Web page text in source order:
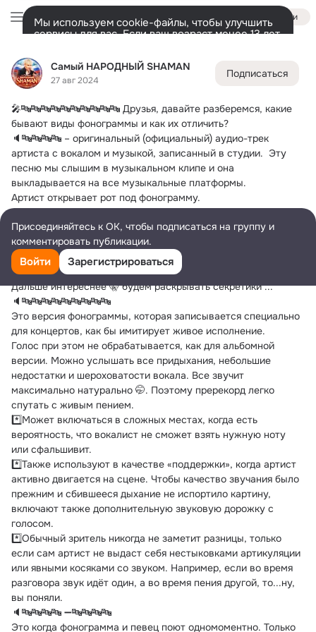
Самый НАРОДНЫЙ SHAMAN
27 авг 2024
Подписаться
🎤🔤🔤🔤🔤🔤🔤🔤🔤🔤🔤 Друзья, давайте разберемся, какие
бывают виды фонограммы и как их отличить?
🔈🔤🔤🔤🔤 – оригинальный (официальный) аудио-трек
артиста с вокалом и музыкой, записанный в студии.  Эту
песню мы слышим в музыкальном клипе и она
выкладывается на все музыкальные платформы.
Артист открывает рот под фонограмму.
Здесь наглядный пример фонограммы "плюс".
Съёмки у Б.Корчевникова.
О звуке на телепрограммах я рассказывала тут➡️нажимай.
🔈 🔤🔤🔤🔤🔤 – фонограмма, в которой есть только музыка и
отсутствует голос. Артист в этом случае поёт сам.
Дальше интереснее 🤫 будем раскрывать секретики ...
🔈🔤🔤🔤🔤🔤🔤🔤🔤🔤
Это версия фонограммы, которая записывается специально
для концертов, как бы имитирует живое исполнение.
Голос при этом не обрабатывается, как для альбомной
версии. Можно услышать все придыхания, небольшие
недостатки и шероховатости вокала. Все звучит
максимально натурально 🤭. Поэтому пререкорд легко
спутать с живым пением.
*️⃣Может включаться в сложных местах, когда есть
вероятность, что вокалист не сможет взять нужную ноту
или сфальшивит.
*️⃣Также используют в качестве «поддержки», когда артист
активно двигается на сцене. Чтобы качество звучания было
прежним и сбившееся дыхание не испортило картину,
включают также дополнительную звуковую дорожку с
голосом.
*️⃣Обычный зритель никогда не заметит разницы, только
если сам артист не выдаст себя нестыковками артикуляции
или явными косяками со звуком. Например, если во время
разговора звук идёт один, а во время пения другой, то...ну,
вы поняли.
🔈🔤🔤🔤🔤 ➖🔤🔤🔤🔤
Это когда фонограмма и певец поют одномоментно. Только
Войти
Мы используем cookie-файлы, чтобы улучшить
сервисы для вас. Если ваш возраст менее 13 лет,
представитель.
Разрешить все
Лента Участники Ещё
Дополнительная
колонка
Всё20 792 Обсуждаемые
Присоединяйтесь к ОК, чтобы подписаться на группу и
комментировать публикации.
Войти Зарегистрироваться